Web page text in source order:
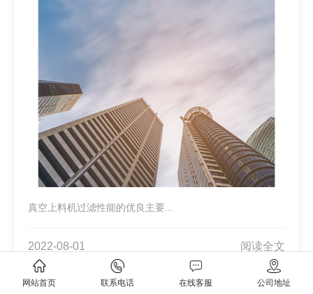
真空上料机过滤性能的优良主要...
2022-08-01 阅读全文
网站首页 联系电话 在线客服 公司地址